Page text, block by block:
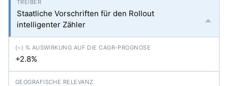
Staatliche Vorschriften für den Rollout
intelligenter Zähler
+2.8%